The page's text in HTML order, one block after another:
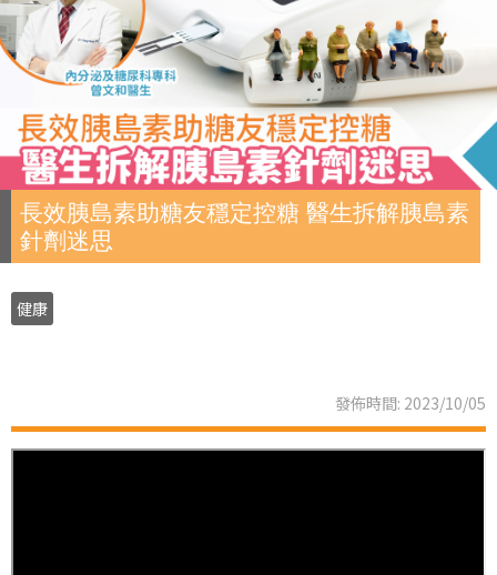
長效胰島素助糖友穩定控糖 醫生拆解胰島素
針劑迷思
健康
發佈時間: 2023/10/05